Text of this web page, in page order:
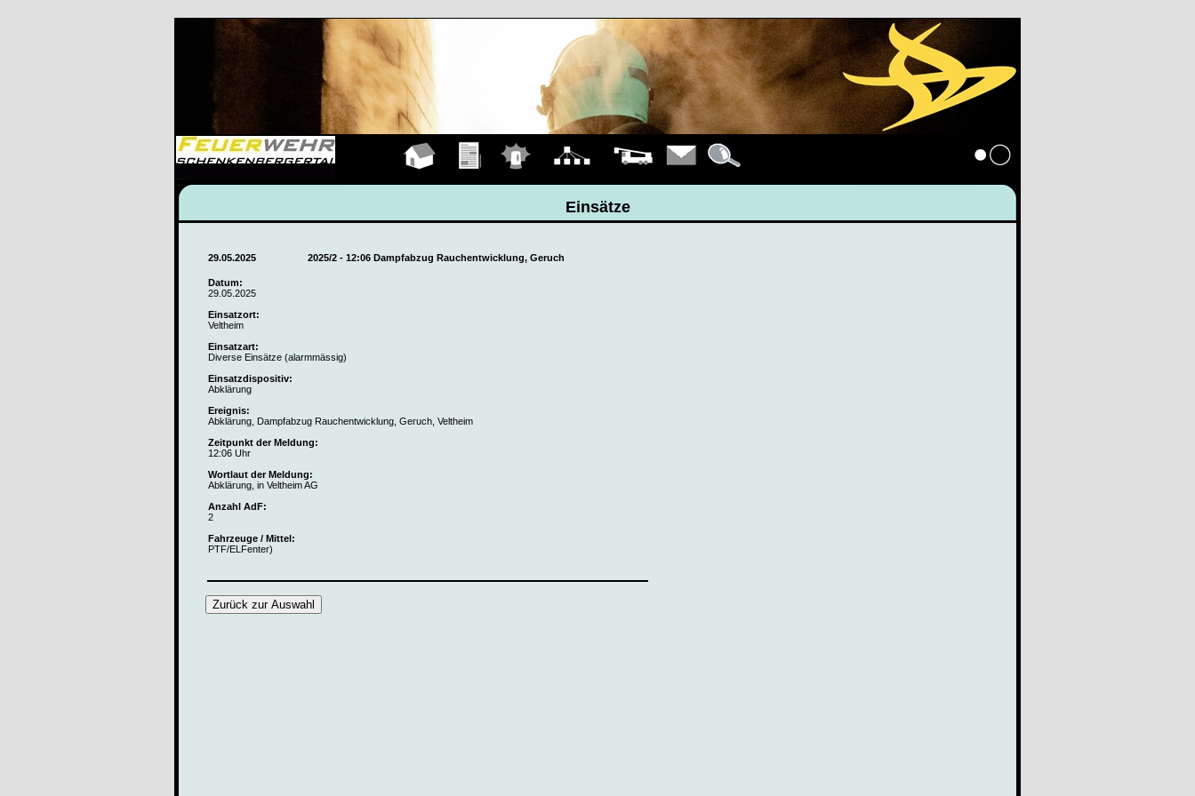
Einsätze
29.05.2025 2025/2 - 12:06 Dampfabzug Rauchentwicklung, Geruch
Datum:
29.05.2025
Einsatzort:
Veltheim
Einsatzart:
Diverse Einsätze (alarmmässig)
Einsatzdispositiv:
Abklärung
Ereignis:
Abklärung, Dampfabzug Rauchentwicklung, Geruch, Veltheim
Zeitpunkt der Meldung:
12:06 Uhr
Wortlaut der Meldung:
Abklärung, in Veltheim AG
Anzahl AdF:
2
Fahrzeuge / Mittel:
PTF/ELFenter)
Zurück zur Auswahl